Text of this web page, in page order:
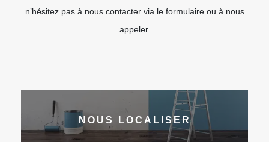
n’hésitez pas à nous contacter via le formulaire ou à nous
appeler.
NOUS LOCALISER